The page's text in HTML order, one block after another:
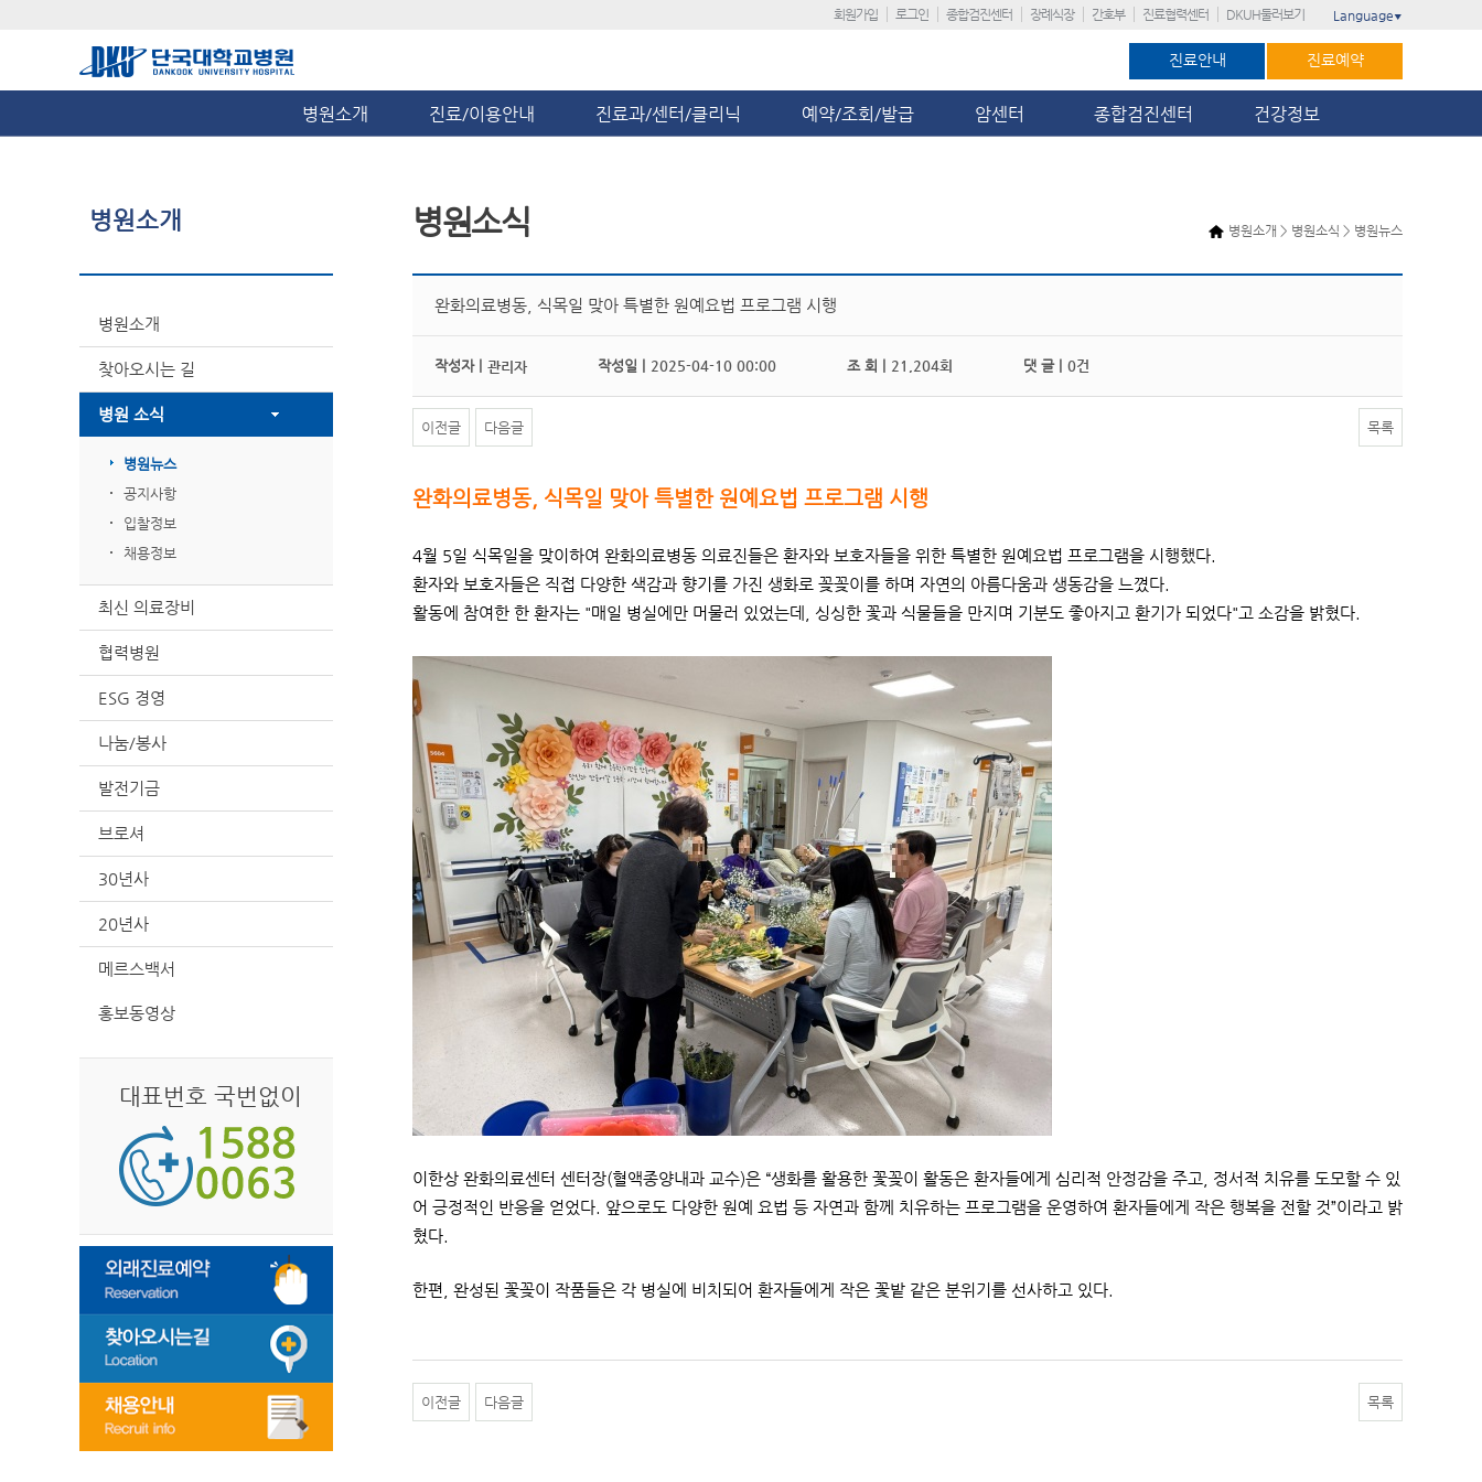
회원가입 로그인 종합검진센터 장례식장 간호부 진료협력센터 DKUH둘러보기 Language ▼
진료안내 진료예약
병원소개 진료/이용안내 진료과/센터/클리닉 예약/조회/발급 암센터 종합검진센터 건강정보
병원소개
병원소개
찾아오시는 길
병원 소식
병원뉴스
공지사항
입찰정보
채용정보
최신 의료장비
협력병원
ESG 경영
나눔/봉사
발전기금
브로셔
30년사
20년사
메르스백서
홍보동영상
대표번호 국번없이
병원소개 > 병원소식 > 병원뉴스
병원소식
완화의료병동, 식목일 맞아 특별한 원예요법 프로그램 시행
작성자 | 관리자 작성일 | 2025-04-10 00:00 조 회 | 21,204회 댓 글 | 0건
이전글 다음글 목록
완화의료병동, 식목일 맞아 특별한 원예요법 프로그램 시행
4월 5일 식목일을 맞이하여 완화의료병동 의료진들은 환자와 보호자들을 위한 특별한 원예요법 프로그램을 시행했다.
환자와 보호자들은 직접 다양한 색감과 향기를 가진 생화로 꽂꽂이를 하며 자연의 아름다움과 생동감을 느꼈다.
활동에 참여한 한 환자는 "매일 병실에만 머물러 있었는데, 싱싱한 꽃과 식물들을 만지며 기분도 좋아지고 환기가 되었다"고 소감을 밝혔다.
이한상 완화의료센터 센터장(혈액종양내과 교수)은 “생화를 활용한 꽃꽂이 활동은 환자들에게 심리적 안정감을 주고, 정서적 치유를 도모할 수 있
어 긍정적인 반응을 얻었다. 앞으로도 다양한 원예 요법 등 자연과 함께 치유하는 프로그램을 운영하여 환자들에게 작은 행복을 전할 것”이라고 밝
혔다.
한편, 완성된 꽃꽂이 작품들은 각 병실에 비치되어 환자들에게 작은 꽃밭 같은 분위기를 선사하고 있다.
이전글 다음글 목록